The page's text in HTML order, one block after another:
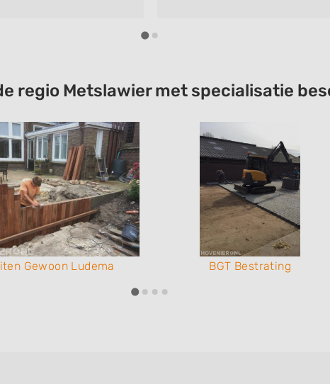
regio Metslawier met specialisatie
Gewoon Ludema BGT Bestrating